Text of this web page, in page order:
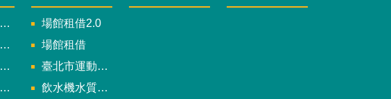
場館租借2.0
場館租借
臺北市運動中心
飲水機水質檢驗報告